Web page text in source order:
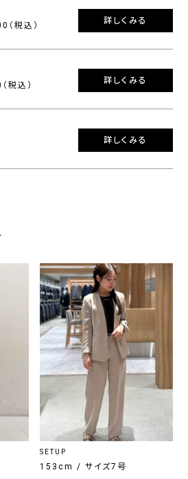
税込）
詳しくみる
税込）
詳しくみる
詳しくみる
SETUP
153cm / サイズ7号